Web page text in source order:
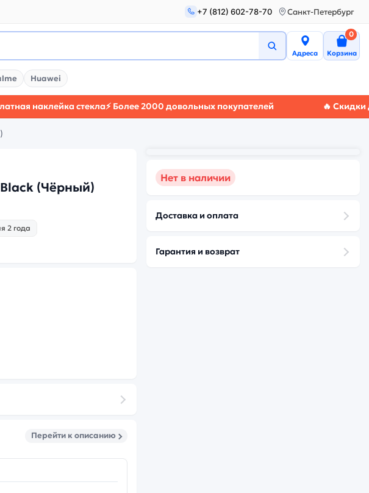
+7 (812) 602-78-70 Санкт-Петербург
Адреса Корзина
0
Huawei
стекла⚡ Более 2000 довольных покупателей 🔥 Скидки до 50%
(Чёрный)
2 года
Перейти к описанию
Нет в наличии
Доставка и оплата
Гарантия и возврат